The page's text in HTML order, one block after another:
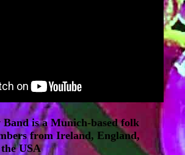
Band is a Munich-based folk
from Ireland, England,
USA